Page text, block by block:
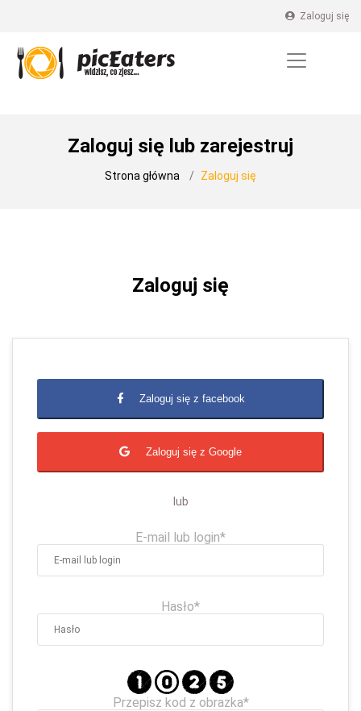
Zaloguj się
Zaloguj się lub zarejestruj
Strona główna Zaloguj się
Zaloguj się
Zaloguj się z facebook
Zaloguj się z Google
lub
E-mail lub login*
Hasło*
Przepisz kod z obrazka*